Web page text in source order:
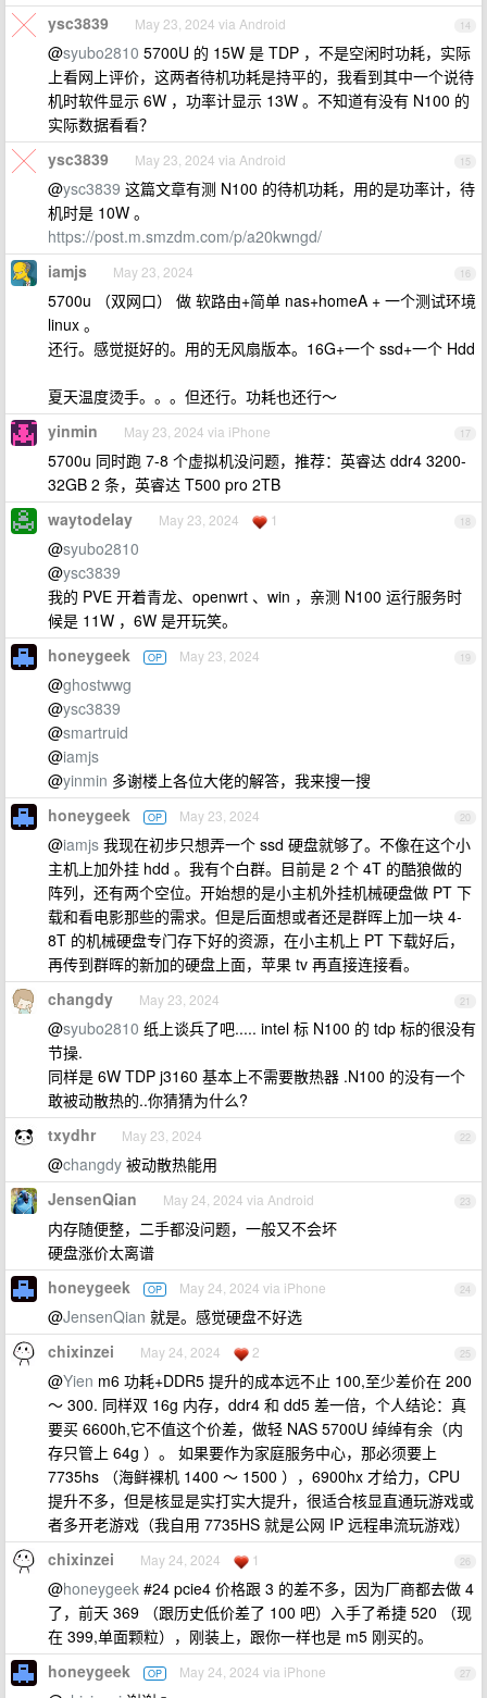
14
ysc3839 May 23, 2024 via Android
@syubo2810 5700U 的 15W 是 TDP ，不是空闲时功耗，实际
上看网上评价，这两者待机功耗是持平的，我看到其中一个说待
机时软件显示 6W ，功率计显示 13W 。不知道有没有 N100 的
实际数据看看？
15
ysc3839 May 23, 2024 via Android
@ysc3839 这篇文章有测 N100 的待机功耗，用的是功率计，待
机时是 10W 。
https://post.m.smzdm.com/p/a20kwngd/
16
iamjs May 23, 2024
5700u （双网口） 做 软路由+简单 nas+homeA + 一个测试环境
linux 。
还行。感觉挺好的。用的无风扇版本。16G+一个 ssd+一个 Hdd
夏天温度烫手。。。但还行。功耗也还行～
17
yinmin May 23, 2024 via iPhone
5700u 同时跑 7-8 个虚拟机没问题，推荐：英睿达 ddr4 3200-
32GB 2 条，英睿达 T500 pro 2TB
18
waytodelay May 23, 2024 1
@syubo2810
@ysc3839
我的 PVE 开着青龙、openwrt 、win ，亲测 N100 运行服务时
候是 11W ，6W 是开玩笑。
19
honeygeek OP May 23, 2024
@ghostwwg
@ysc3839
@smartruid
@iamjs
@yinmin 多谢楼上各位大佬的解答，我来搜一搜
20
honeygeek OP May 23, 2024
@iamjs 我现在初步只想弄一个 ssd 硬盘就够了。不像在这个小
主机上加外挂 hdd 。我有个白群。目前是 2 个 4T 的酷狼做的
阵列，还有两个空位。开始想的是小主机外挂机械硬盘做 PT 下
载和看电影那些的需求。但是后面想或者还是群晖上加一块 4-
8T 的机械硬盘专门存下好的资源，在小主机上 PT 下载好后，
再传到群晖的新加的硬盘上面，苹果 tv 再直接连接看。
21
changdy May 23, 2024
@syubo2810 纸上谈兵了吧..... intel 标 N100 的 tdp 标的很没有
节操.
同样是 6W TDP j3160 基本上不需要散热器 .N100 的没有一个
敢被动散热的..你猜猜为什么?
22
txydhr May 23, 2024
@changdy 被动散热能用
23
JensenQian May 24, 2024 via Android
内存随便整，二手都没问题，一般又不会坏
硬盘涨价太离谱
24
honeygeek OP May 24, 2024 via iPhone
@JensenQian 就是。感觉硬盘不好选
25
chixinzei May 24, 2024 2
@Yien m6 功耗+DDR5 提升的成本远不止 100,至少差价在 200
～ 300. 同样双 16g 内存，ddr4 和 dd5 差一倍，个人结论：真
要买 6600h,它不值这个价差，做轻 NAS 5700U 绰绰有余（内
存只管上 64g ）。 如果要作为家庭服务中心，那必须要上
7735hs （海鲜裸机 1400 ～ 1500 ），6900hx 才给力，CPU
提升不多，但是核显是实打实大提升，很适合核显直通玩游戏或
者多开老游戏（我自用 7735HS 就是公网 IP 远程串流玩游戏）
26
chixinzei May 24, 2024 1
@honeygeek #24 pcie4 价格跟 3 的差不多，因为厂商都去做 4
了，前天 369 （跟历史低价差了 100 吧）入手了希捷 520 （现
在 399,单面颗粒），刚装上，跟你一样也是 m5 刚买的。
27
honeygeek OP May 24, 2024 via iPhone